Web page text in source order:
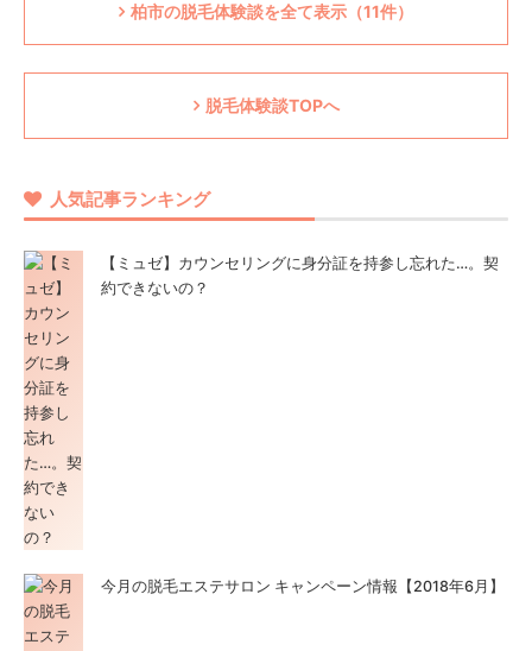
柏市の脱毛体験談を全て表示（11件）
脱毛体験談TOPへ
人気記事ランキング
【ミュゼ】カウンセリングに身分証を持参し忘れた…。契
約できないの？
今月の脱毛エステサロン キャンペーン情報【2018年6月】